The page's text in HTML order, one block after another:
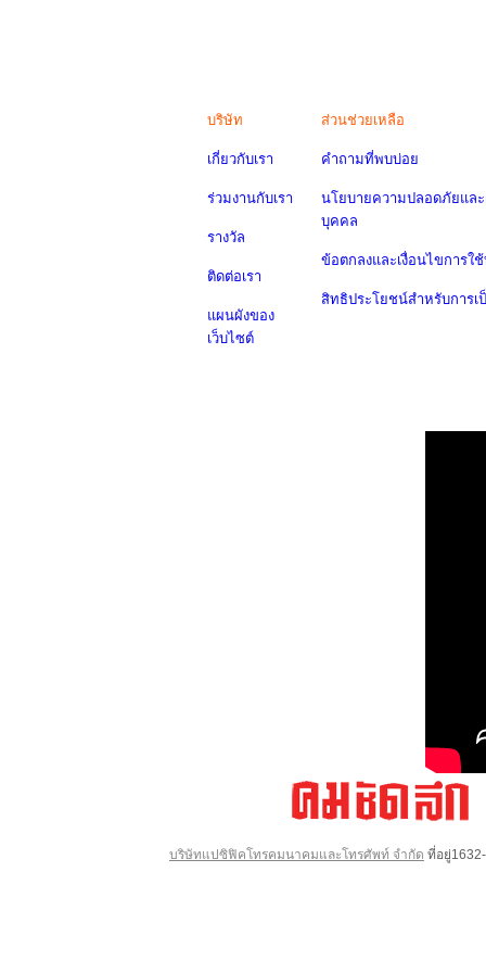
บริษัท
เกี่ยวกับเรา
ร่วมงานกับเรา
รางวัล
ติดต่อเรา
แผนผังของ
เว็บไซต์
ส่วนช่วยเหลือ
คำถามที่พบบ่อย
นโยบายความปลอดภัยแล
บุคคล
ข้อตกลงและเงื่อนไขการใ
สิทธิประโยชน์สำหรับการเ
บริษัทแปซิฟิคโทรคมนาคมและโทรศัพท์ จำกัด ที่อยู่